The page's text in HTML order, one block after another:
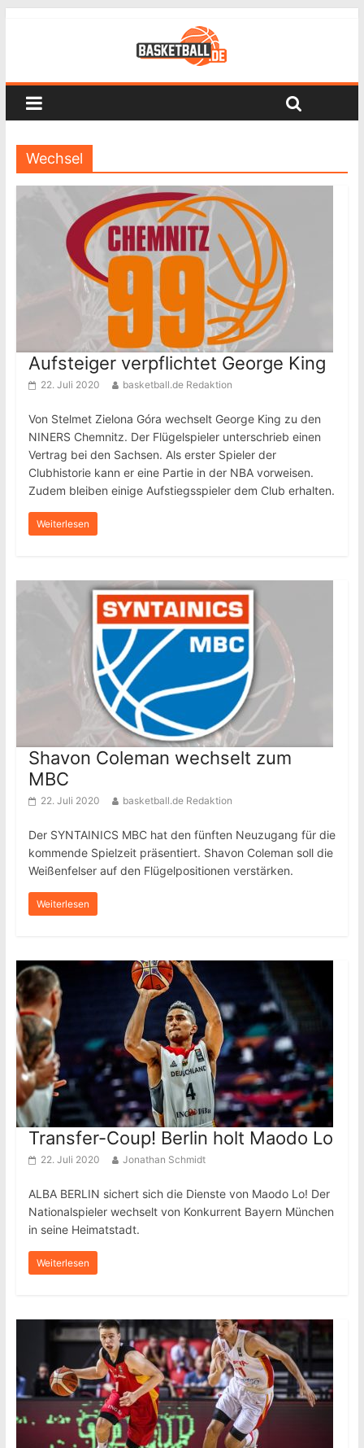
Wechsel
Aufsteiger verpflichtet George King
22. Juli 2020 basketball.de Redaktion
Von Stelmet Zielona Góra wechselt George King zu den
NINERS Chemnitz. Der Flügelspieler unterschrieb einen
Vertrag bei den Sachsen. Als erster Spieler der
Clubhistorie kann er eine Partie in der NBA vorweisen.
Zudem bleiben einige Aufstiegsspieler dem Club erhalten.
Weiterlesen
Shavon Coleman wechselt zum
MBC
22. Juli 2020 basketball.de Redaktion
Der SYNTAINICS MBC hat den fünften Neuzugang für die
kommende Spielzeit präsentiert. Shavon Coleman soll die
Weißenfelser auf den Flügelpositionen verstärken.
Weiterlesen
Transfer-Coup! Berlin holt Maodo Lo
22. Juli 2020 Jonathan Schmidt
ALBA BERLIN sichert sich die Dienste von Maodo Lo! Der
Nationalspieler wechselt von Konkurrent Bayern München
in seine Heimatstadt.
Weiterlesen